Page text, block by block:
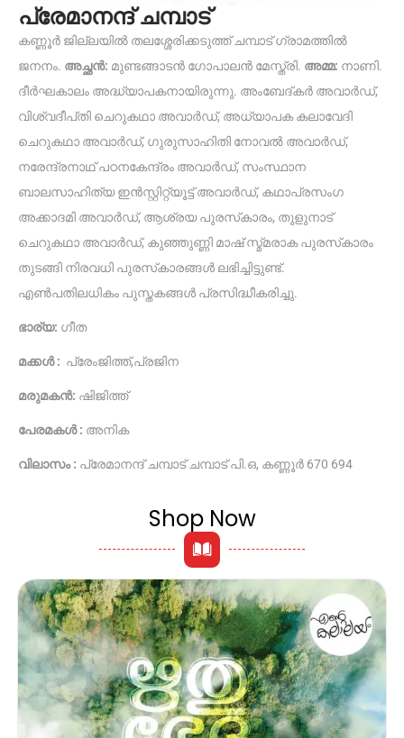
പ്രേമാനന്ദ് ചമ്പാട്
കണ്ണൂർ ജില്ലയിൽ തലശ്ശേരിക്കടുത്ത് ചമ്പാട് ഗ്രാമത്തിൽ
ജനനം. അച്ഛൻ: മുണ്ടങ്ങാടൻ ഗോപാലൻ മേസ്ത്രി. അമ്മ: നാണി.
ദീർഘകാലം അദ്ധ്യാപകനായിരുന്നു. അംബേദ്‌കർ അവാർഡ്,
വിശ്വദീപ്‌തി ചെറുകഥാ അവാർഡ്, അധ്യാപക കലാവേദി
ചെറുകഥാ അവാർഡ്, ഗുരുസാഹിതി നോവൽ അവാർഡ്,
നരേന്ദ്രനാഥ് പഠനകേന്ദ്രം അവാർഡ്, സംസ്ഥാന
ബാലസാഹിത്യ ഇൻസ്റ്റിറ്റ്യൂട്ട് അവാർഡ്, കഥാപ്രസംഗ
അക്കാദമി അവാർഡ്, ആശ്രയ പുരസ്‌കാരം, തുളുനാട്
ചെറുകഥാ അവാർഡ്, കുഞ്ഞുണ്ണി മാഷ് സ്മ്‌മരാക പുരസ്‌കാരം
തുടങ്ങി നിരവധി പുരസ്‌കാരങ്ങൾ ലഭിച്ചിട്ടുണ്ട്.
എൺപതിലധികം പുസ്ത‌കങ്ങൾ പ്രസിദ്ധീകരിച്ചു.
ഭാര്യ: ഗീത
മക്കൾ : പ്രേംജിത്ത്,പ്രജിന
മരുമകൻ: ഷിജിത്ത്
പേരമകൾ : അനിക
വിലാസം : പ്രേമാനന്ദ് ചമ്പാട് ചമ്പാട് പി.ഒ, കണ്ണൂർ 670 694
Shop Now